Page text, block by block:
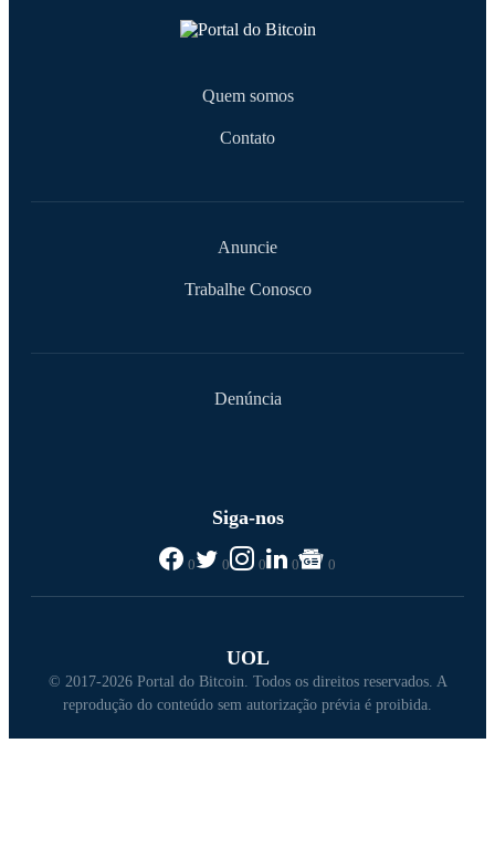
Quem somos
Contato
Anuncie
Trabalhe Conosco
Denúncia
Siga-nos
0 0 0 0 0
UOL
© 2017-2026 Portal do Bitcoin. Todos os direitos reservados. A
reprodução do conteúdo sem autorização prévia é proibida.